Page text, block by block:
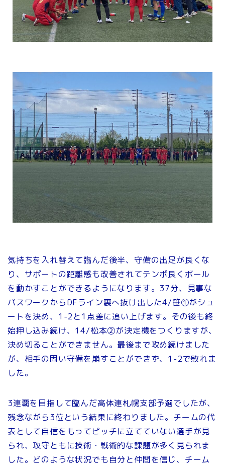
気持ちを入れ替えて臨んだ後半、守備の出足が良くな
り、サポートの距離感も改善されてテンポ良くボール
を動かすことができるようになります。37分、見事な
パスワークからDFライン裏へ抜け出した4/笹①がシュ
ートを決め、1-2と1点差に追い上げます。その後も終
始押し込み続け、14/松本②が決定機をつくりますが、
決め切ることができません。最後まで攻め続けました
が、相手の固い守備を崩すことができず、1-2で敗れま
した。
3連覇を目指して臨んだ高体連札幌支部予選でしたが、
残念ながら3位という結果に終わりました。チームの代
表として自信をもってピッチに立てていない選手が見
られ、攻守ともに技術・戦術的な課題が多く見られま
した。どのような状況でも自分と仲間を信じ、チーム